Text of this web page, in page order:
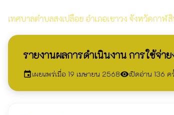
เทศบาลตำบลสงเปลือย อำเภอเขาวง จังหวัดกาฬ
รายงานผลการดำเนินงาน การใช้จ่
eventเผยแพร่เมื่อ 19 เมษายน 2568visibilityเปิดอ่าน 136 ค